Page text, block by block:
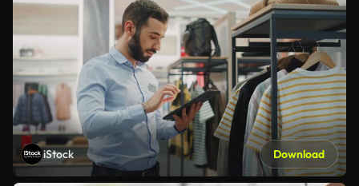
iStock Download